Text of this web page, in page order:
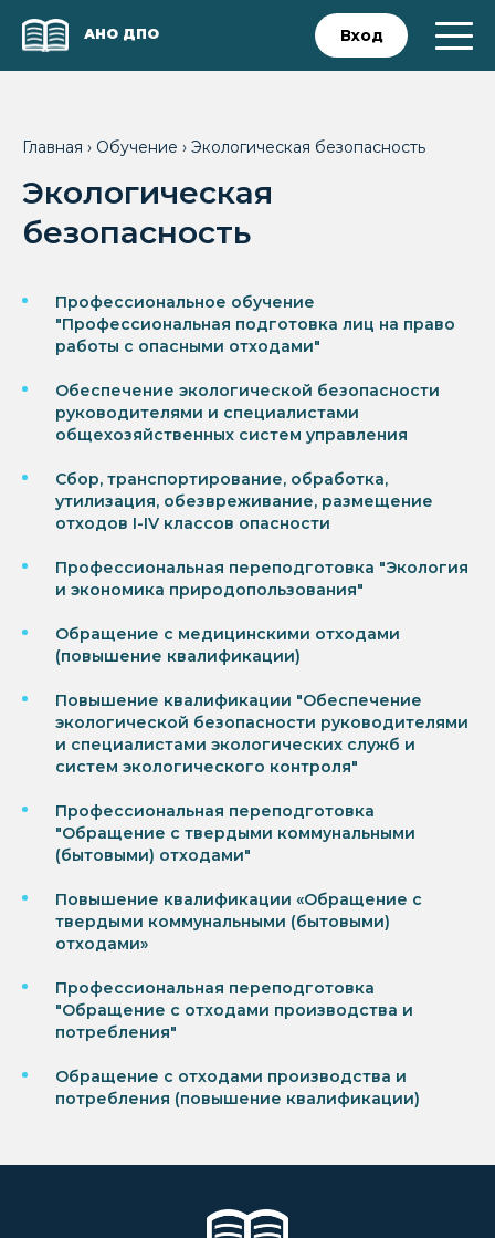
АНО ДПО Вход
Главная › Обучение › Экологическая безопасность
Экологическая
безопасность
Профессиональное обучение
"Профессиональная подготовка лиц на право
работы с опасными отходами"
Обеспечение экологической безопасности
руководителями и специалистами
общехозяйственных систем управления
Сбор, транспортирование, обработка,
утилизация, обезвреживание, размещение
отходов I-IV классов опасности
Профессиональная переподготовка "Экология
и экономика природопользования"
Обращение с медицинскими отходами
(повышение квалификации)
Повышение квалификации "Обеспечение
экологической безопасности руководителями
и специалистами экологических служб и
систем экологического контроля"
Профессиональная переподготовка
"Обращение с твердыми коммунальными
(бытовыми) отходами"
Повышение квалификации «Обращение с
твердыми коммунальными (бытовыми)
отходами»
Профессиональная переподготовка
"Обращение с отходами производства и
потребления"
Обращение с отходами производства и
потребления (повышение квалификации)